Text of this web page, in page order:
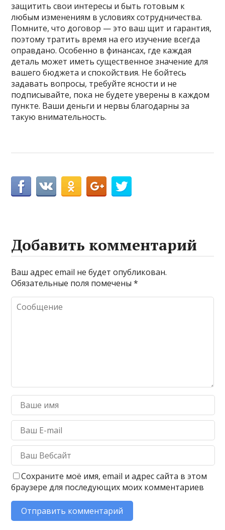
защитить свои интересы и быть готовым к
любым изменениям в условиях сотрудничества.
Помните, что договор — это ваш щит и гарантия,
поэтому тратить время на его изучение всегда
оправдано. Особенно в финансах, где каждая
деталь может иметь существенное значение для
вашего бюджета и спокойствия. Не бойтесь
задавать вопросы, требуйте ясности и не
подписывайте, пока не будете уверены в каждом
пункте. Ваши деньги и нервы благодарны за
такую внимательность.
Добавить комментарий
Ваш адрес email не будет опубликован.
Обязательные поля помечены*
Сохраните моё имя, email и адрес сайта в этом
браузере для последующих моих комментариев